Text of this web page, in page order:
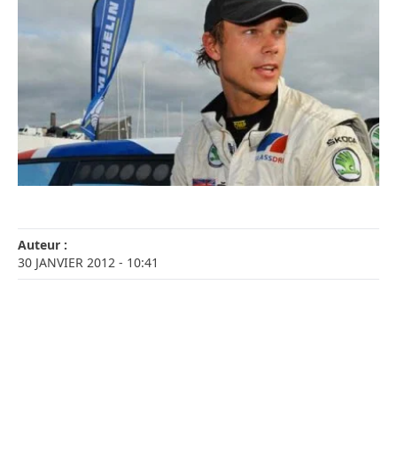
Auteur :
30 JANVIER 2012 - 10:41